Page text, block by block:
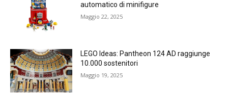
automatico di minifigure
Maggio 22, 2025
LEGO Ideas: Pantheon 124 AD raggiunge
10.000 sostenitori
Maggio 19, 2025